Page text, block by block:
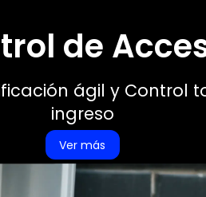
de
ágil y Control
ingreso
Ver más